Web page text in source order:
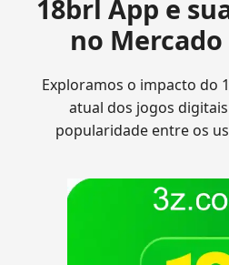
18brl App e
no Mercado
Exploramos o impacto do
atual dos jogos
popularidade entre os